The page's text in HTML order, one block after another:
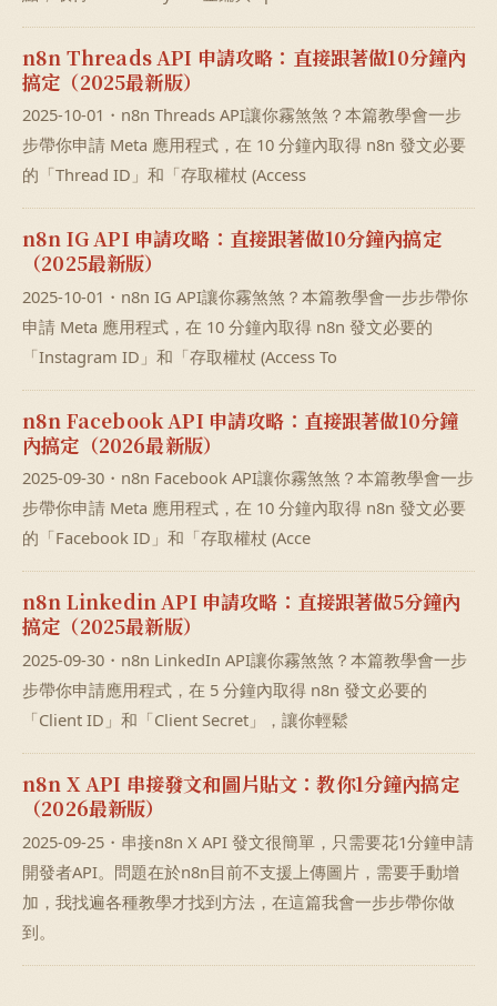
n8n Threads API 申請攻略：直接跟著做10分鐘內
搞定（2025最新版）
2025-10-01・n8n Threads API讓你霧煞煞？本篇教學會一步
步帶你申請 Meta 應用程式，在 10 分鐘內取得 n8n 發文必要
的「Thread ID」和「存取權杖 (Access
n8n IG API 申請攻略：直接跟著做10分鐘內搞定
（2025最新版）
2025-10-01・n8n IG API讓你霧煞煞？本篇教學會一步步帶你
申請 Meta 應用程式，在 10 分鐘內取得 n8n 發文必要的
「Instagram ID」和「存取權杖 (Access To
n8n Facebook API 申請攻略：直接跟著做10分鐘
內搞定（2026最新版）
2025-09-30・n8n Facebook API讓你霧煞煞？本篇教學會一步
步帶你申請 Meta 應用程式，在 10 分鐘內取得 n8n 發文必要
的「Facebook ID」和「存取權杖 (Acce
n8n Linkedin API 申請攻略：直接跟著做5分鐘內
搞定（2025最新版）
2025-09-30・n8n LinkedIn API讓你霧煞煞？本篇教學會一步
步帶你申請應用程式，在 5 分鐘內取得 n8n 發文必要的
「Client ID」和「Client Secret」，讓你輕鬆
n8n X API 串接發文和圖片貼文：教你1分鐘內搞定
（2026最新版）
2025-09-25・串接n8n X API 發文很簡單，只需要花1分鐘申請
開發者API。問題在於n8n目前不支援上傳圖片，需要手動增
加，我找遍各種教學才找到方法，在這篇我會一步步帶你做
到。